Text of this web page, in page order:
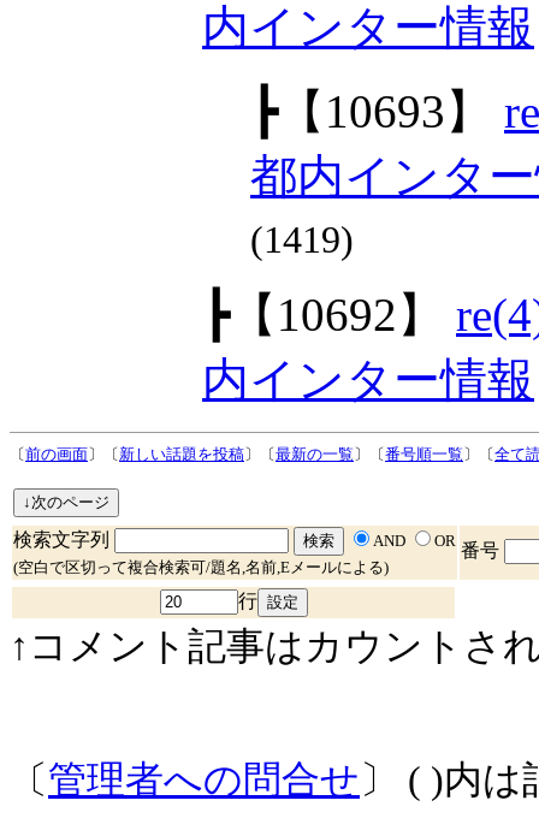
内インター情報
┣【10693】
都内インタ
(1419)
┣【10692】
内インター情報
〔前の画面〕〔 新しい話題を投稿〕〔最新の一覧 〕〔番号順一覧 〕〔全て
検索文字列 AND
OR
(空白で区切って複合検索可/題名,名前,Eメールによる)
番号
行
↑コメント記事はカウントさ
〔 管理者への問合せ 〕 ( )内